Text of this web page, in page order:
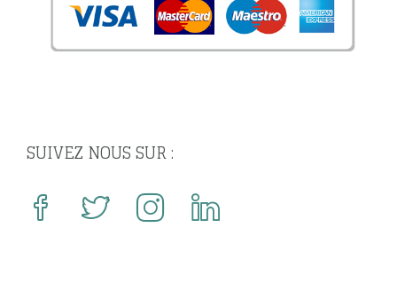
SUIVEZ NOUS SUR :